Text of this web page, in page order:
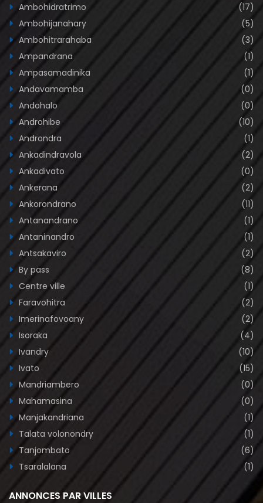
Ambohidratrimo
(17)
Ambohijanahary
(5)
Ambohitrarahaba
(3)
Ampandrana
(1)
Ampasamadinika
(1)
Andavamamba
(0)
Andohalo
(0)
Androhibe
(10)
Androndra
(1)
Ankadindravola
(2)
Ankadivato
(0)
Ankerana
(2)
Ankorondrano
(11)
Antanandrano
(1)
Antaninandro
(1)
Antsakaviro
(2)
By pass
(8)
Centre ville
(1)
Faravohitra
(2)
Imerinafovoany
(2)
Isoraka
(4)
Ivandry
(10)
Ivato
(15)
Mandriambero
(0)
Mahamasina
(0)
Manjakandriana
(1)
Talata volonondry
(1)
Tanjombato
(6)
Tsaralalana
(1)
ANNONCES PAR VILLES